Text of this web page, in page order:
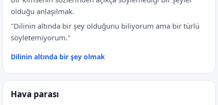
olduğu anlaşılmak.
"Dilinin altında bir şey olduğunu biliyorum ama bir türlü
söyletemiyorum."
Dilinin altında bir şey olmak
Hava parası